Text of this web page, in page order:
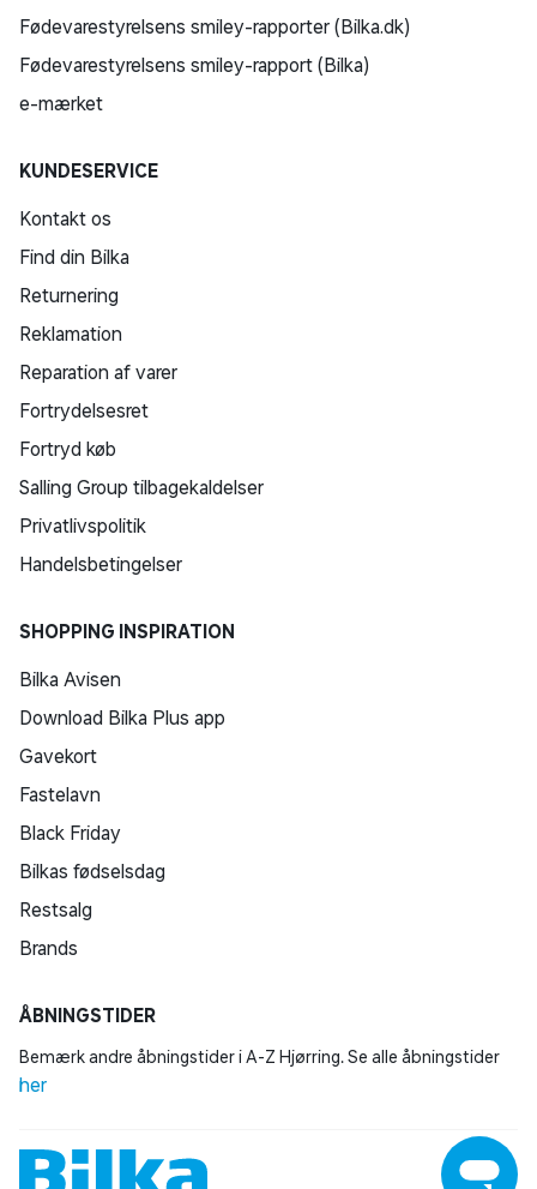
Fødevarestyrelsens smiley-rapporter (Bilka.dk)
Fødevarestyrelsens smiley-rapport (Bilka)
e-mærket
KUNDESERVICE
Kontakt os
Find din Bilka
Returnering
Reklamation
Reparation af varer
Fortrydelsesret
Fortryd køb
Salling Group tilbagekaldelser
Privatlivspolitik
Handelsbetingelser
SHOPPING INSPIRATION
Bilka Avisen
Download Bilka Plus app
Gavekort
Fastelavn
Black Friday
Bilkas fødselsdag
Restsalg
Brands
ÅBNINGSTIDER
Bemærk andre åbningstider i A-Z Hjørring. Se alle åbningstider
her